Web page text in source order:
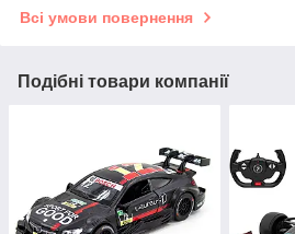
Всі умови повернення
Подібні товари компанії